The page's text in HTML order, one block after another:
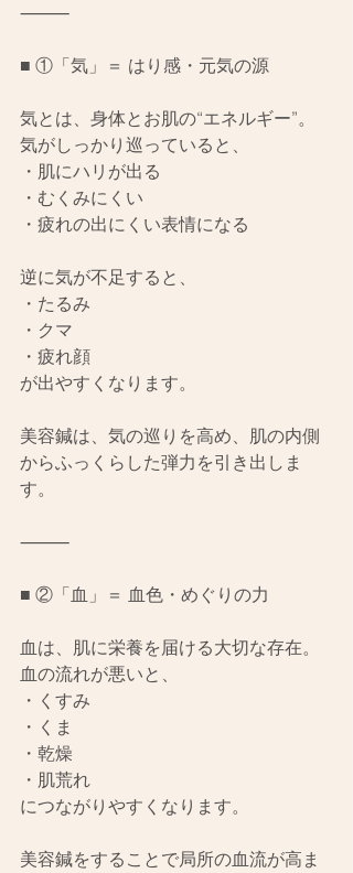
⸻
■ ①「気」＝ はり感・元気の源
気とは、身体とお肌の“エネルギー”。
気がしっかり巡っていると、
・肌にハリが出る
・むくみにくい
・疲れの出にくい表情になる
逆に気が不足すると、
・たるみ
・クマ
・疲れ顔
が出やすくなります。
美容鍼は、気の巡りを高め、肌の内側
からふっくらした弾力を引き出しま
す。
⸻
■ ②「血」＝ 血色・めぐりの力
血は、肌に栄養を届ける大切な存在。
血の流れが悪いと、
・くすみ
・くま
・乾燥
・肌荒れ
につながりやすくなります。
美容鍼をすることで局所の血流が高ま